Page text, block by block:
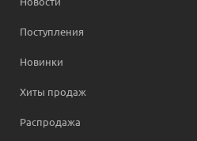
Поступления
Новинки
Хиты продаж
Распродажа